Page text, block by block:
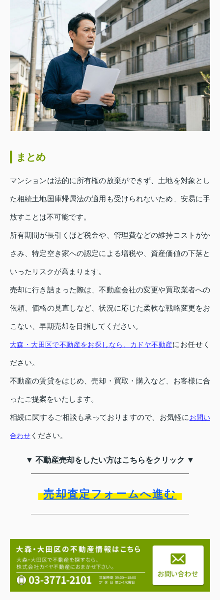
まとめ
マンションは法的に所有権の放棄ができず、土地を対象とし
た相続土地国庫帰属法の適用も受けられないため、安易に手
放すことは不可能です。
所有期間が長引くほど税金や、管理費などの維持コストがか
さみ、特定空き家への認定による増税や、資産価値の下落と
いったリスクが高まります。
売却に行き詰まった際は、不動産会社の変更や買取業者への
依頼、価格の見直しなど、状況に応じた柔軟な戦略変更をお
こない、早期売却を目指してください。
大森・大田区で不動産をお探しなら、カドヤ不動産にお任せく
ださい。
不動産の賃貸をはじめ、売却・買取・購入など、お客様に合
ったご提案をいたします。
相続に関するご相談も承っておりますので、お気軽に お問い
合わせ ください。
▼ 不動産売却をしたい方はこちらをクリック ▼
売却査定フォームへ進む